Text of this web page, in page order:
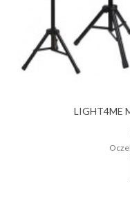
LIGHT4ME